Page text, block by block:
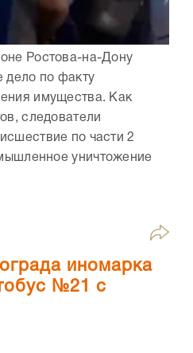
Ростова-на-Дону
дело по факту
имущества. Как
следователи
по части 2
уничтожение
иномарка
№21 с